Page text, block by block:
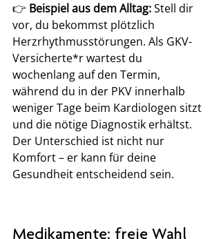
👉 Beispiel aus dem Alltag: Stell dir
vor, du bekommst plötzlich
Herzrhythmusstörungen. Als GKV-
Versicherte*r wartest du
wochenlang auf den Termin,
während du in der PKV innerhalb
weniger Tage beim Kardiologen sitzt
und die nötige Diagnostik erhältst.
Der Unterschied ist nicht nur
Komfort – er kann für deine
Gesundheit entscheidend sein.